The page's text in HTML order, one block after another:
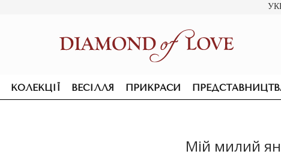
КОЛЕКЦІЇ ВЕСІЛЛЯ ПРИКРАСИ
Мій милий